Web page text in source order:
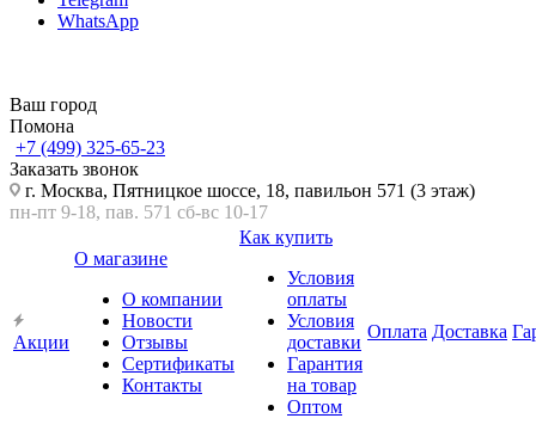
WhatsApp
Ваш город
Помона
+7 (499) 325-65-23
Заказать звонок
г. Москва, Пятницкое шоссе, 18, павильон 571 (3 этаж)
пн-пт 9-18, пав. 571 сб-вс 10-17
Акции
О магазине
О компании
Новости
Отзывы
Сертификаты
Контакты
Как купить
Условия
оплаты
Условия
доставки
Гарантия
на товар
Оптом
Оплата Доставка